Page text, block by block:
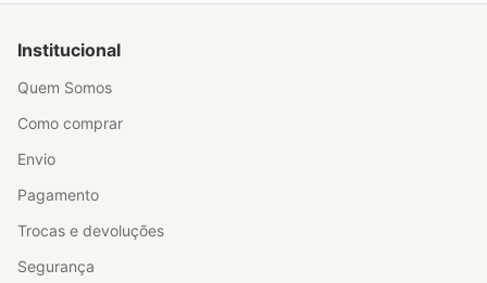
Institucional
Quem Somos
Como comprar
Envio
Pagamento
Trocas e devoluções
Segurança